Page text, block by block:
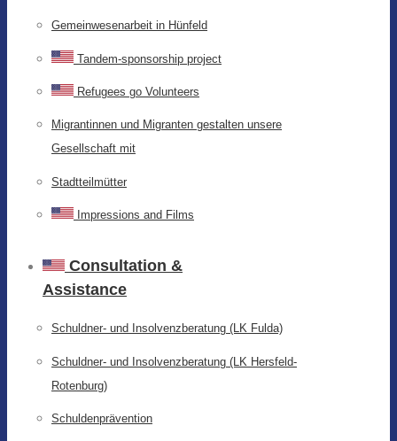
Gemeinwesenarbeit in Hünfeld
Tandem-sponsorship project
Refugees go Volunteers
Migrantinnen und Migranten gestalten unsere
Gesellschaft mit
Stadtteilmütter
Impressions and Films
Consultation &
Assistance
Schuldner- und Insolvenzberatung (LK Fulda)
Schuldner- und Insolvenzberatung (LK Hersfeld-
Rotenburg)
Schuldenprävention